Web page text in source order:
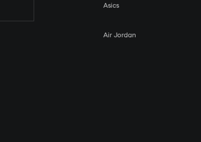
Asics
Air Jordan